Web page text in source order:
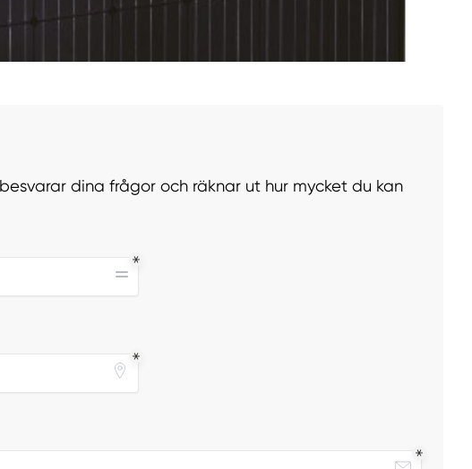
dina frågor och räknar ut hur mycket du kan